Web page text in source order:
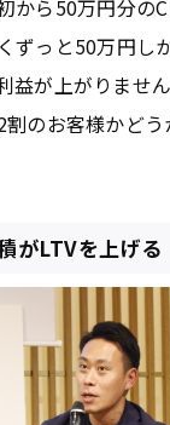
から50万円分の
ずっと50万円し
益が上がりませ
のお客様かど
がLTVを上げる